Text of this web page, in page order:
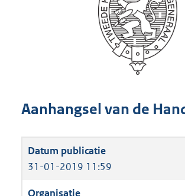
Aanhangsel van de
31-01-2019 11:59